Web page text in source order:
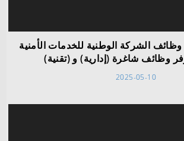
الشركة الوطنية للخدمات الأمنية
وظائف شاغرة (إدارية) و (تقنية)
2025-05-10